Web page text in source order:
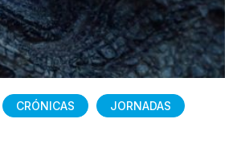
CRÓNICAS JORNADAS